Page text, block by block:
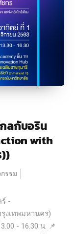
ลกับอริน
with
รรม
-
รุงเทพมหานคร)
- 16.30 น. 📌